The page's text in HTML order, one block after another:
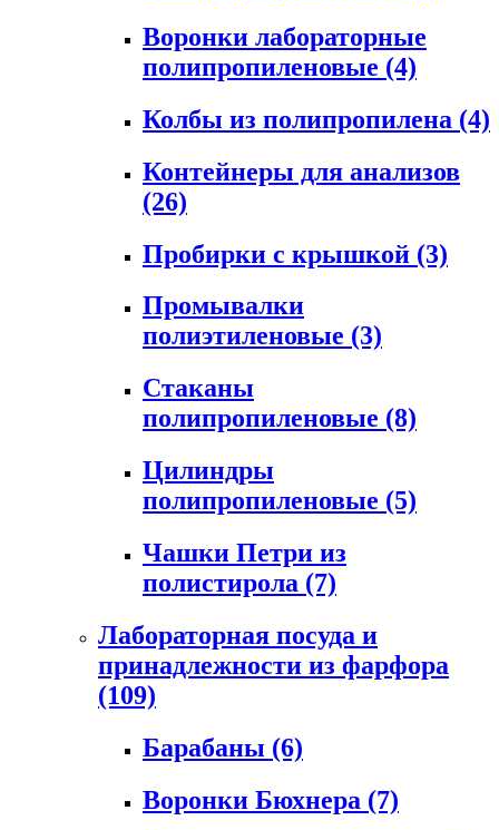
Воронки лабораторные
полипропиленовые (4)
Колбы из полипропилена (4)
Контейнеры для анализов
(26)
Пробирки с крышкой (3)
Промывалки
полиэтиленовые (3)
Стаканы
полипропиленовые (8)
Цилиндры
полипропиленовые (5)
Чашки Петри из
полистирола (7)
Лабораторная посуда и
принадлежности из фарфора
(109)
Барабаны (6)
Воронки Бюхнера (7)